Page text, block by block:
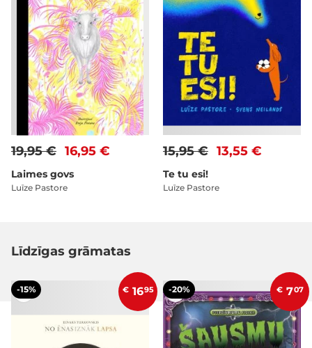
16,95 €
19,95 €
Laimes govs
Luīze Pastore
13,55 €
15,95 €
Te tu esi!
Luīze Pastore
Līdzīgas grāmatas
-15% € 1695 -20% € 707